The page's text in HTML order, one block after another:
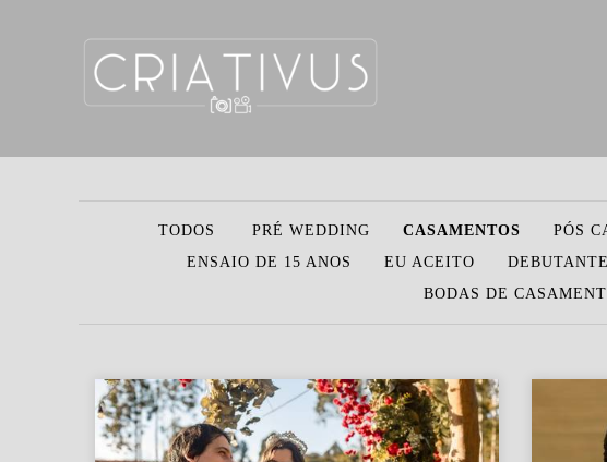
TODOS PRÉ WEDDING CASAMENTOS PÓS
ENSAIO DE 15 ANOS
EU ACEITO DEBUTANTE
BODAS DE